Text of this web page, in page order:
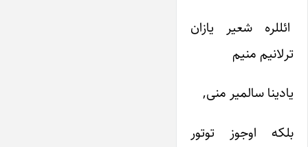
ائللره‌ شعیر یازان‌
ترلانیم‌ منیم‌
یادینا سالمیر منی‌,
بلکه‌ اوجوز توتور